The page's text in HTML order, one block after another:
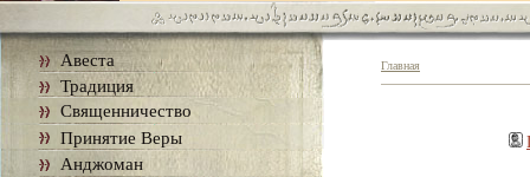
Авеста
Традиция
Священничество
Принятие Веры
Анджоман
Главная